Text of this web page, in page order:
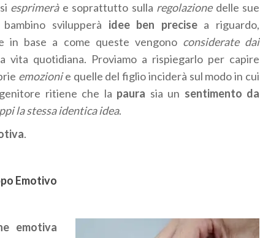
esprimerà e soprattutto sulla regolazione delle sue
svilupperà idee ben precisea riguardo,
in base a come queste vengono considerate dai
vita quotidiana. Proviamo a rispiegarlo per capire
emozionie quelle del figlio inciderà sul modo in cui
ritiene che la paura sia un sentimento da
la stessa identica idea.
.
Emotivo
emotiva